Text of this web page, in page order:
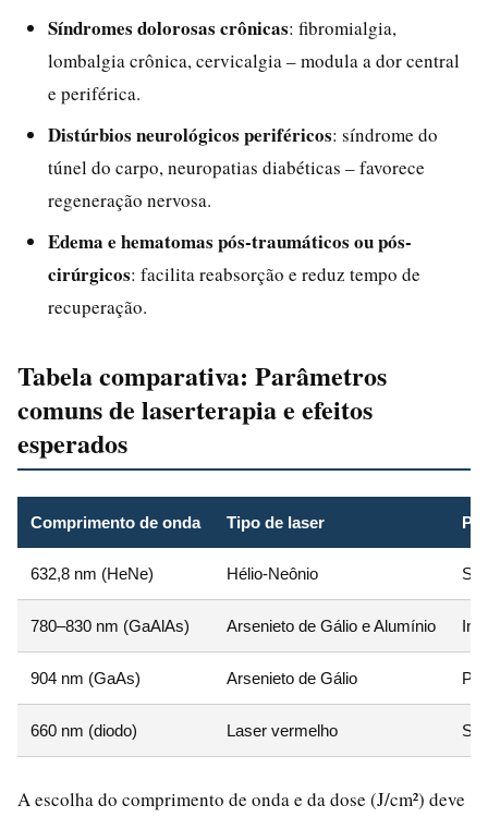
Síndromes dolorosas crônicas: fibromialgia,
lombalgia crônica, cervicalgia – modula a dor central
e periférica.
Distúrbios neurológicos periféricos: síndrome do
túnel do carpo, neuropatias diabéticas – favorece
regeneração nervosa.
Edema e hematomas pós-traumáticos ou pós-
cirúrgicos: facilita reabsorção e reduz tempo de
recuperação.
Tabela comparativa: Parâmetros
comuns de laserterapia e efeitos
esperados
Comprimento de onda Tipo de laser
632,8 nm (HeNe) Hélio-Neônio
780–830 nm (GaAlAs) Arsenieto de Gálio e Alumínio
904 nm (GaAs) Arsenieto de Gálio
660 nm (diodo) Laser vermelho
A escolha do comprimento de onda e da dose (J/cm²) deve